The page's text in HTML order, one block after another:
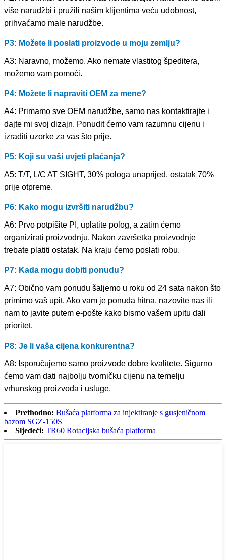
više narudžbi i pružili našim klijentima veću udobnost,
prihvaćamo male narudžbe.
P3: Možete li poslati proizvode u moju zemlju?
A3: Naravno, možemo. Ako nemate vlastitog špeditera,
možemo vam pomoći.
P4: Možete li napraviti OEM za mene?
A4: Primamo sve OEM narudžbe, samo nas kontaktirajte i
dajte mi svoj dizajn. Ponudit ćemo vam razumnu cijenu i
izraditi uzorke za vas što prije.
P5: Koji su vaši uvjeti plaćanja?
A5: T/T, L/C AT SIGHT, 30% pologa unaprijed, ostatak 70%
prije otpreme.
P6: Kako mogu izvršiti narudžbu?
A6: Prvo potpišite PI, uplatite polog, a zatim ćemo
organizirati proizvodnju. Nakon završetka proizvodnje
trebate platiti ostatak. Na kraju ćemo poslati robu.
P7: Kada mogu dobiti ponudu?
A7: Obično vam ponudu šaljemo u roku od 24 sata nakon što
primimo vaš upit. Ako vam je ponuda hitna, nazovite nas ili
nam to javite putem e-pošte kako bismo vašem upitu dali
prioritet.
P8: Je li vaša cijena konkurentna?
A8: Isporučujemo samo proizvode dobre kvalitete. Sigurno
ćemo vam dati najbolju tvorničku cijenu na temelju
vrhunskog proizvoda i usluge.
Prethodno: Bušaća platforma za injektiranje s gusjeničnom
bazom SGZ-150S
Sljedeći: TR60 Rotacijska bušaća platforma